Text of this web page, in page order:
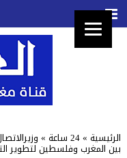
الرئيسية »24 ساعة »
بين المغرب وفلسطين لتطوير